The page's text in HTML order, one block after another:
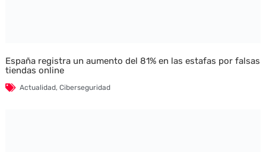
España registra un aumento del 81% en las estafas por falsas
tiendas online
Actualidad, Ciberseguridad